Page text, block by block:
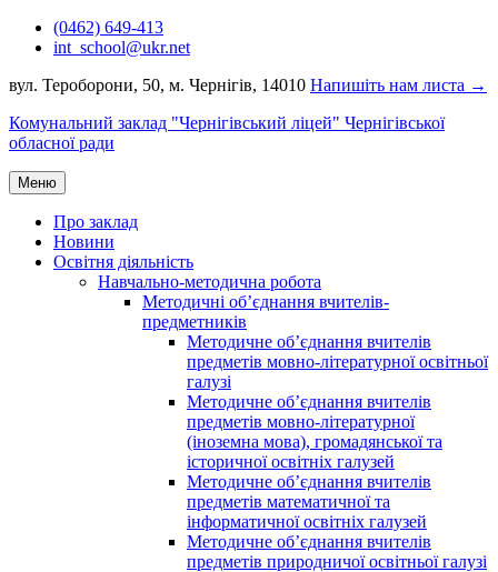
Перейти(0462) 649-413
int_school@ukr.net
вул. Тероборони, 50, м. Чернігів, 14010 Напишіть нам листа →
Комунальний заклад "Чернігівський ліцей" Чернігівської
обласної ради
Меню
Про заклад
Новини
Освітня діяльність
Навчально-методична робота
Методичні об’єднання вчителів-
предметників
Методичне об’єднання вчителів
предметів мовно-літературної освітньої
галузі
Методичне об’єднання вчителів
предметів мовно-літературної
(іноземна мова), громадянської та
історичної освітніх галузей
Методичне об’єднання вчителів
предметів математичної та
інформатичної освітніх галузей
Методичне об’єднання вчителів
предметів природничої освітньої галузі